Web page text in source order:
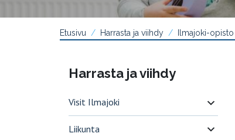
Etusivu Harrasta ja viihdy Ilmajoki-opisto
Harrasta ja viihdy
Visit Ilmajoki
Liikunta